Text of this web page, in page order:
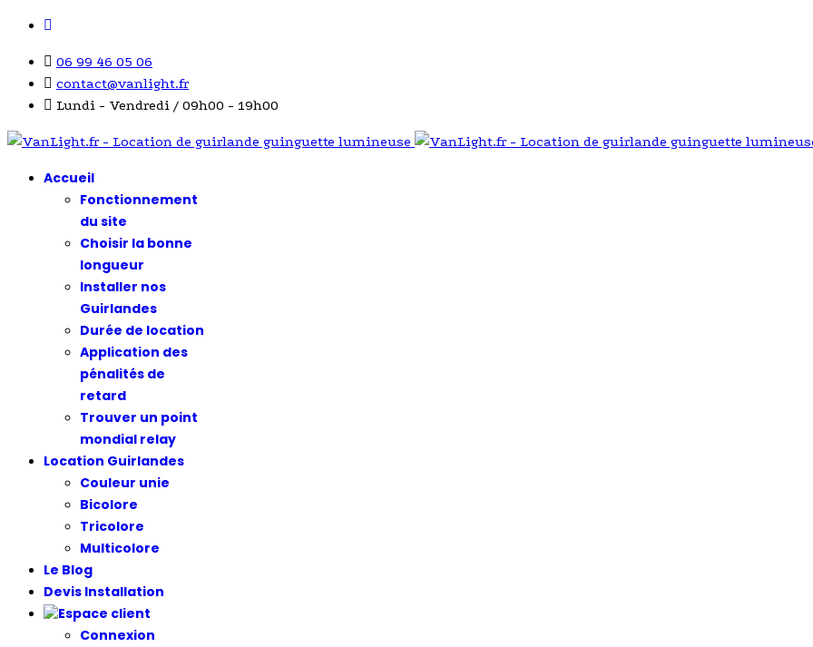
06 99 46 05 06
contact@vanlight.fr
Lundi - Vendredi / 09h00 - 19h00
Accueil
Fonctionnement
du site
Choisir la bonne
longueur
Installer nos
Guirlandes
Durée de location
Application des
pénalités de
retard
Trouver un point
mondial relay
Location Guirlandes
Couleur unie
Bicolore
Tricolore
Multicolore
Le Blog
Devis Installation
Connexion